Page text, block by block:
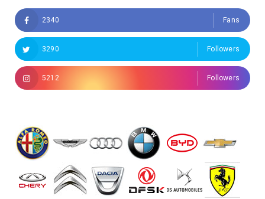
2340 Fans
3290 Followers
5212 Followers